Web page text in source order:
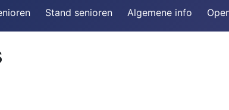
Stand senioren Algemene info